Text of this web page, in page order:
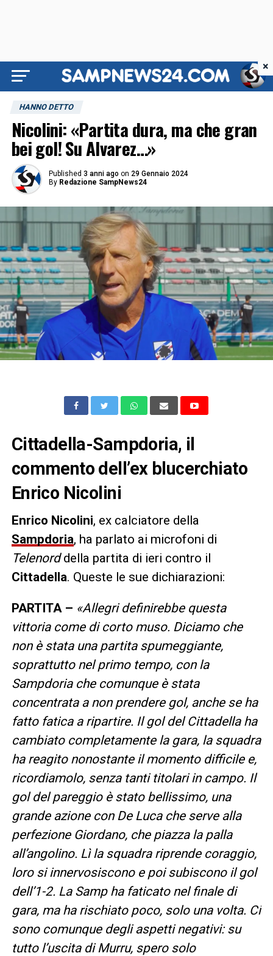
HANNO DETTO
Nicolini: «Partita dura, ma che gran
bei gol! Su Alvarez…»
Published 3 anni ago on 29 Gennaio 2024
By Redazione SampNews24
Cittadella-Sampdoria, il
commento dell’ex blucerchiato
Enrico Nicolini
Enrico Nicolini, ex calciatore della
Sampdoria, ha parlato ai microfoni di
Telenorddella partita di ieri contro il
Cittadella. Queste le sue dichiarazioni:
PARTITA – «Allegri definirebbe questa
vittoria come di corto muso. Diciamo che
non è stata una partita spumeggiante,
soprattutto nel primo tempo, con la
Sampdoria che comunque è stata
concentrata a non prendere gol, anche se ha
fatto fatica a ripartire. Il gol del Cittadella ha
cambiato completamente la gara, la squadra
ha reagito nonostante il momento difficile e,
ricordiamolo, senza tanti titolari in campo. Il
gol del pareggio è stato bellissimo, una
grande azione con De Luca che serve alla
perfezione Giordano, che piazza la palla
all’angolino. Lì la squadra riprende coraggio,
loro si innervosiscono e poi subiscono il gol
dell’1-2. La Samp ha faticato nel finale di
gara, ma ha rischiato poco, solo una volta. Ci
sono comunque degli aspetti negativi: su
tutto l’uscita di Murru, spero solo
×